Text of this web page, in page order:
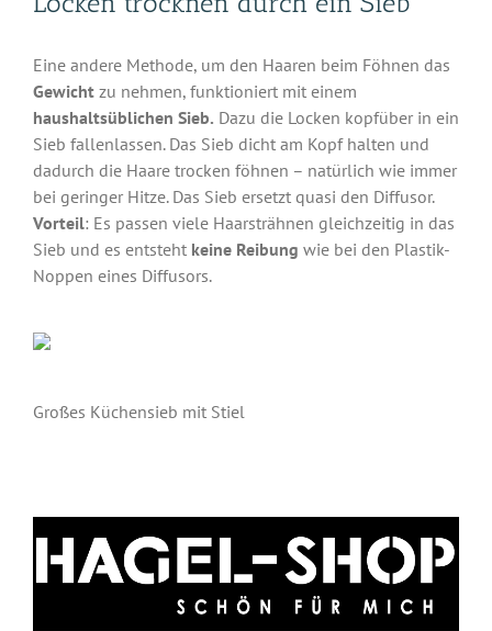
Eine andere Methode, um den Haaren beim Föhnen das
Gewichtzu nehmen, funktioniert mit einem
haushaltsüblichen Sieb. Dazu die Locken kopfüber in ein
Sieb fallenlassen. Das Sieb dicht am Kopf halten und
dadurch die Haare trocken föhnen – natürlich wie immer
bei geringer Hitze. Das Sieb ersetzt quasi den Diffusor.
Vorteil: Es passen viele Haarsträhnen gleichzeitig in das
Sieb und es entsteht keine Reibung wie bei den Plastik-
Noppen eines Diffusors.
Großes Küchensieb mit Stiel